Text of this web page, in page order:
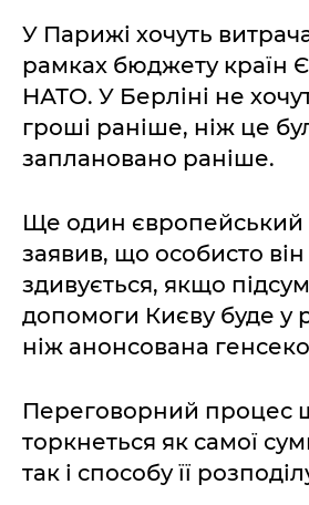
У Парижі хочуть
рамках бюджету країн
НАТО. У Берліні не
гроші раніше, ніж це
заплановано раніше.
Ще один європейський
заявив, що особисто
здивується, якщо
допомоги Києву буде
ніж анонсована
Переговорний процес
торкнеться як самої
так і способу її